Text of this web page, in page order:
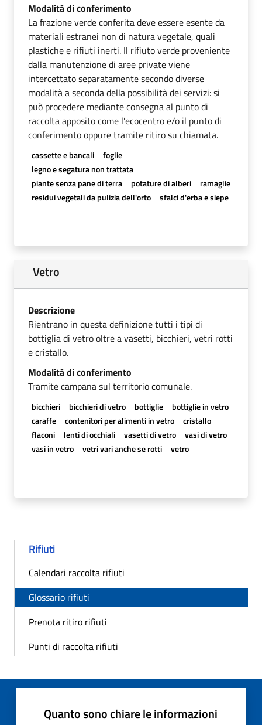
Modalità di conferimento
La frazione verde conferita deve essere esente da
materiali estranei non di natura vegetale, quali
plastiche e rifiuti inerti. Il rifiuto verde proveniente
dalla manutenzione di aree private viene
intercettato separatamente secondo diverse
modalità a seconda della possibilità dei servizi: si
può procedere mediante consegna al punto di
raccolta apposito come l'ecocentro e/o il punto di
conferimento oppure tramite ritiro su chiamata.
cassette e bancali
foglie
legno e segatura non trattata
piante senza pane di terra
potature di alberi
ramaglie
residui vegetali da pulizia dell'orto
sfalci d'erba e siepe
Vetro
Descrizione
Rientrano in questa definizione tutti i tipi di
bottiglia di vetro oltre a vasetti, bicchieri, vetri rotti
e cristallo.
Modalità di conferimento
Tramite campana sul territorio comunale.
bicchieri bicchieri di vetro bottiglie
bottiglie in vetro
caraffe
contenitori per alimenti in vetro
cristallo
flaconi
lenti di occhiali vasetti di vetro
vasi di vetro
vasi in vetro
vetri vari anche se rotti vetro
Rifiuti
Calendari raccolta rifiuti
Glossario rifiuti
Prenota ritiro rifiuti
Punti di raccolta rifiuti
Quanto sono chiare le informazioni